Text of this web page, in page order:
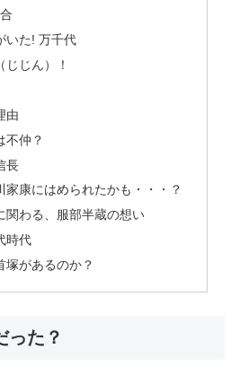
いた! 万千代
じん）！
由
不仲？
長
家康にはめられたかも・・・？
関わる、服部半蔵の想い
時代
塚があるのか？
った？